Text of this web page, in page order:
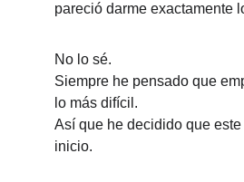
pareció darme exactamente
No lo sé.
Siempre he pensado que
lo más difícil.
Así que he decidido que este
inicio.